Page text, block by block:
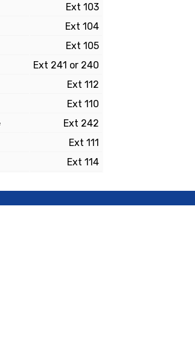
Ext 103
Ext 104
Ext 105
Ext 241 or 240
Ext 112
Ext 110
Ext 242
Ext 111
Ext 114